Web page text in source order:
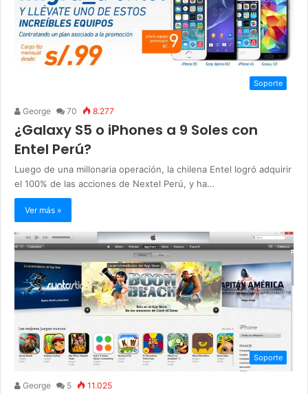
Soporte
George 70 8.277
¿Galaxy S5 o iPhones a 9 Soles con
Entel Perú?
Luego de una millonaria operación, la chilena Entel logró adquirir
el 100% de las acciones de Nextel Perú, y ha…
Ver más »
Soporte
George 5 11.025